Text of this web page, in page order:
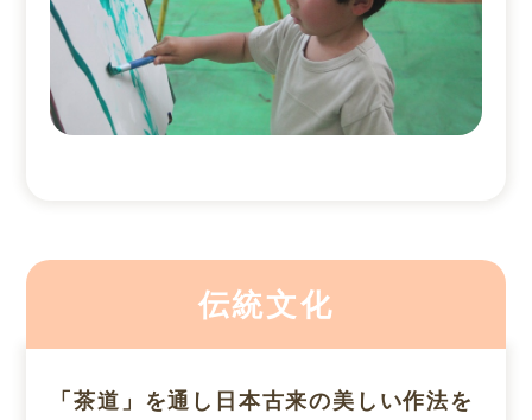
伝統文化
「茶道」を通し日本古来の美しい作法を